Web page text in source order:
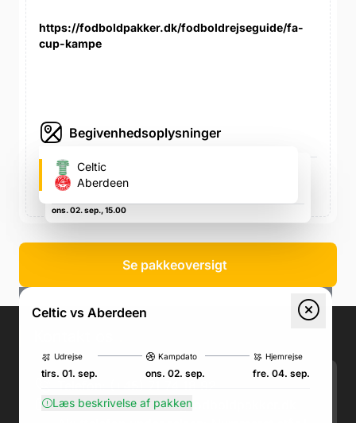
https://fodboldpakker.dk/fodboldrejseguide/fa-
cup-kampe
Begivenhedsoplysninger
Celtic Park (Celtic's fodboldstadion)
Glasgow G40 3RE, Storbritannien, Glasgow G40 3RE,
Storbritannien
ons. 02. sep., 15.00
Celtic
Aberdeen
Se pakkeoversigt
Celtic vs Aberdeen
Udrejse
tirs. 01. sep.
Kampdato
ons. 02. sep.
Hjemrejse
fre. 04. sep.
Læs beskrivelse af pakken
Email:kundeservice@fodboldpakker.dk